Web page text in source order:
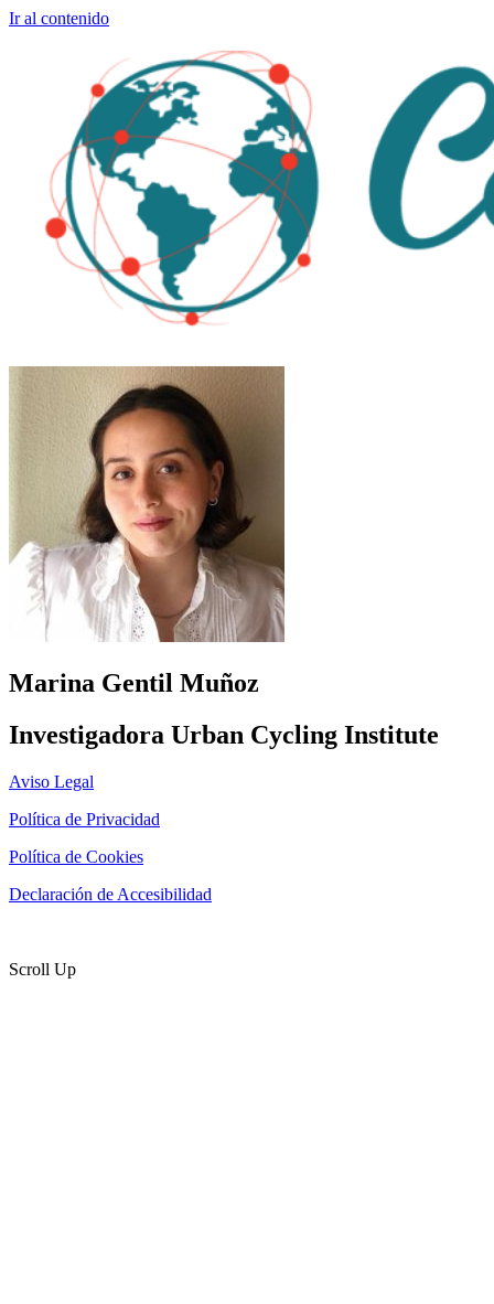
Ir al contenido
Marina Gentil Muñoz
Investigadora Urban Cycling Institute
Aviso Legal
Política de Privacidad
Política de Cookies
Declaración de Accesibilidad
Scroll Up